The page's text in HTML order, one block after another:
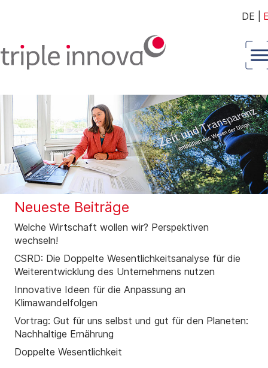
DE
Neueste Beiträge
Welche Wirtschaft wollen wir? Perspektiven
wechseln!
CSRD: Die Doppelte Wesentlichkeitsanalyse für die
Weiterentwicklung des Unternehmens nutzen
Innovative Ideen für die Anpassung an
Klimawandelfolgen
Vortrag: Gut für uns selbst und gut für den Planeten:
Nachhaltige Ernährung
Doppelte Wesentlichkeit